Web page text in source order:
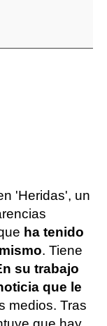
'Heridas', un
ha tenido
. Tiene
su trabajo
que le
medios. Tras